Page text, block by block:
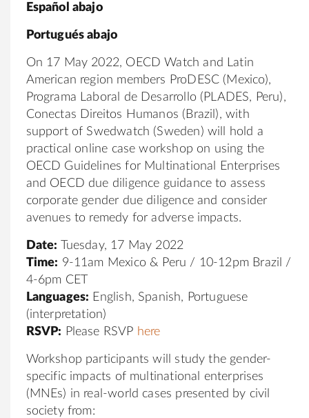
Español abajo
Portugués abajo
On 17 May 2022, OECD Watch and Latin
American region members ProDESC (Mexico),
Programa Laboral de Desarrollo (PLADES, Peru),
Conectas Direitos Humanos (Brazil), with
support of Swedwatch (Sweden) will hold a
practical online case workshop on using the
OECD Guidelines for Multinational Enterprises
and OECD due diligence guidance to assess
corporate gender due diligence and consider
avenues to remedy for adverse impacts.
Date: Tuesday, 17 May 2022
Time: 9-11am Mexico & Peru / 10-12pm Brazil /
4-6pm CET
Languages: English, Spanish, Portuguese
(interpretation)
RSVP: Please RSVP here
Workshop participants will study the gender-
specific impacts of multinational enterprises
(MNEs) in real-world cases presented by civil
society from: